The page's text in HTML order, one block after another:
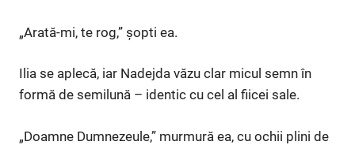
„Arată-mi, te rog,” șopti ea.
Ilia se aplecă, iar Nadejda văzu clar micul semn în
formă de semilună – identic cu cel al fiicei sale.
„Doamne Dumnezeule,” murmură ea, cu ochii plini de